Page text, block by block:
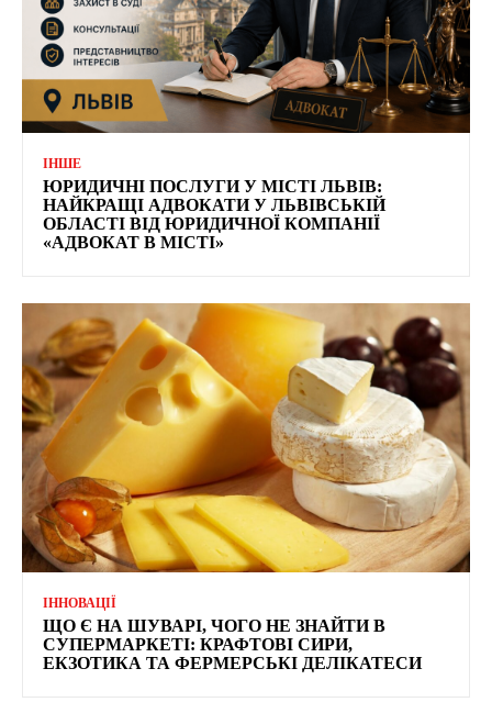
ІНШЕ
ЮРИДИЧНІ ПОСЛУГИ У МІСТІ ЛЬВІВ:
НАЙКРАЩІ АДВОКАТИ У ЛЬВІВСЬКІЙ
ОБЛАСТІ ВІД ЮРИДИЧНОЇ КОМПАНІЇ
«АДВОКАТ В МІСТІ»
ІННОВАЦІЇ
ЩО Є НА ШУВАРІ, ЧОГО НЕ ЗНАЙТИ В
СУПЕРМАРКЕТІ: КРАФТОВІ СИРИ,
ЕКЗОТИКА ТА ФЕРМЕРСЬКІ ДЕЛІКАТЕСИ